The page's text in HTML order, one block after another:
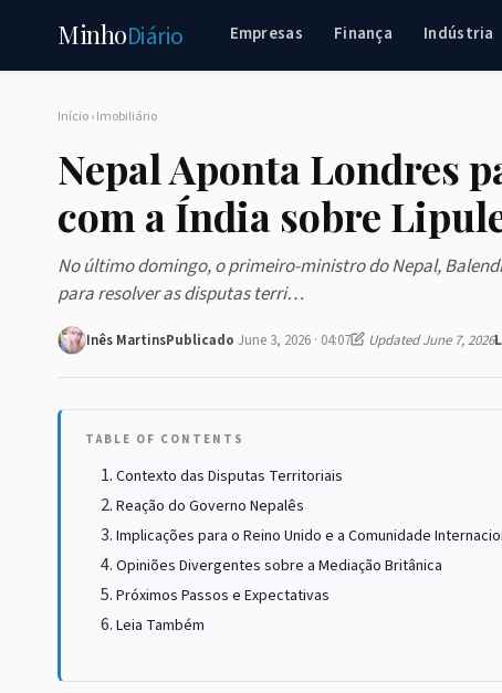
MinhoDiário Empresas Finança Indústria
Início›Imobiliário
Nepal Aponta Londres
com a Índia sobre
No último domingo, o primeiro-ministro do Nepal,
para resolver as disputas terri…
Inês MartinsPublicado June 3, 2026 · 04:07 Updated June 7, 2026
TABLE OF CONTENTS
Contexto das Disputas Territoriais
Reação do Governo Nepalês
Implicações para o Reino Unido e a Comunidade
Opiniões Divergentes sobre a Mediação Britânica
Próximos Passos e Expectativas
Leia Também